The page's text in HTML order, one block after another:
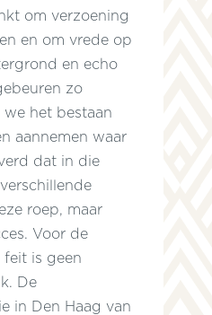
om verzoening
en om vrede op
en echo
zo
het bestaan
aannemen waar
dat in die
roep, maar
Voor de
is geen
De
in Den Haag van